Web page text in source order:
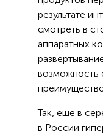
результате
смотреть в
аппаратных
возможность
Так, еще в
в России